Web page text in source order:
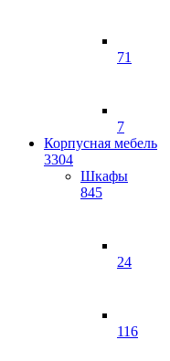
71
7
Корпусная мебель
3304
Шкафы
845
24
116